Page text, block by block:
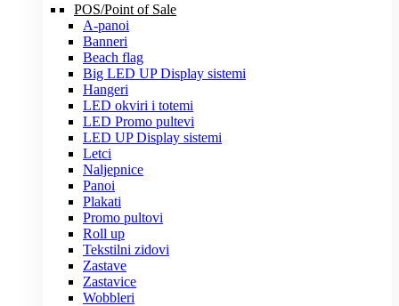
POS/Point of Sale
A-panoi
Banneri
Beach flag
Big LED UP Display sistemi
Hangeri
LED okviri i totemi
LED Promo pultevi
LED UP Display sistemi
Letci
Naljepnice
Panoi
Plakati
Promo pultovi
Roll up
Tekstilni zidovi
Zastave
Zastavice
Wobbleri